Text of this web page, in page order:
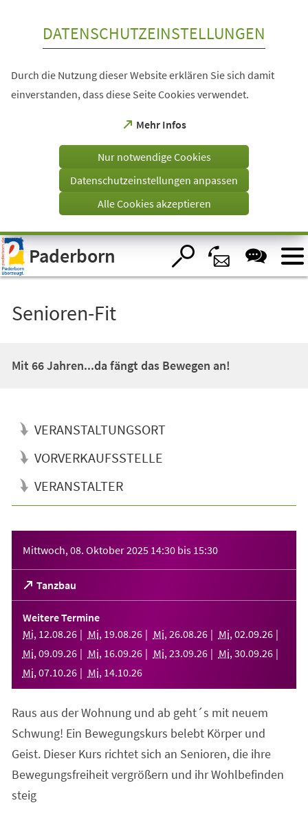
Visuelle
Assistenzsoftware
öffnen.
DATENSCHUTZEINSTELLUNGEN
Durch die Nutzung dieser Website erklären Sie sich damit
einverstanden, dass diese Seite Cookies verwendet.
Mehr Infos
(Öffnet
einem
Tab)
Nur notwendige Cookies
Datenschutzeinstellungen anpassen
Alle Cookies akzeptieren
Paderborn
Senioren-Fit
Mit 66 Jahren...da fängt das Bewegen an!
VERANSTALTUNGSORT
VORVERKAUFSSTELLE
VERANSTALTER
Mittwoch, 08. Oktober 2025 14:30 bis 15:30
Tanzbau
(Öffnet
in
einem
neuen
Tab)
Weitere Termine
Mi, 12.08.26 Mi, 19.08.26 Mi, 26.08.26 Mi, 02.09.26
Mi, 09.09.26 Mi, 16.09.26 Mi, 23.09.26 Mi, 30.09.26
Mi, 07.10.26 Mi, 14.10.26
Raus aus der Wohnung und ab geht´s mit neuem
Schwung! Ein Bewegungskurs belebt Körper und
Geist. Dieser Kurs richtet sich an Senioren, die ihre
Bewegungsfreiheit vergrößern und ihr Wohlbefinden
steig